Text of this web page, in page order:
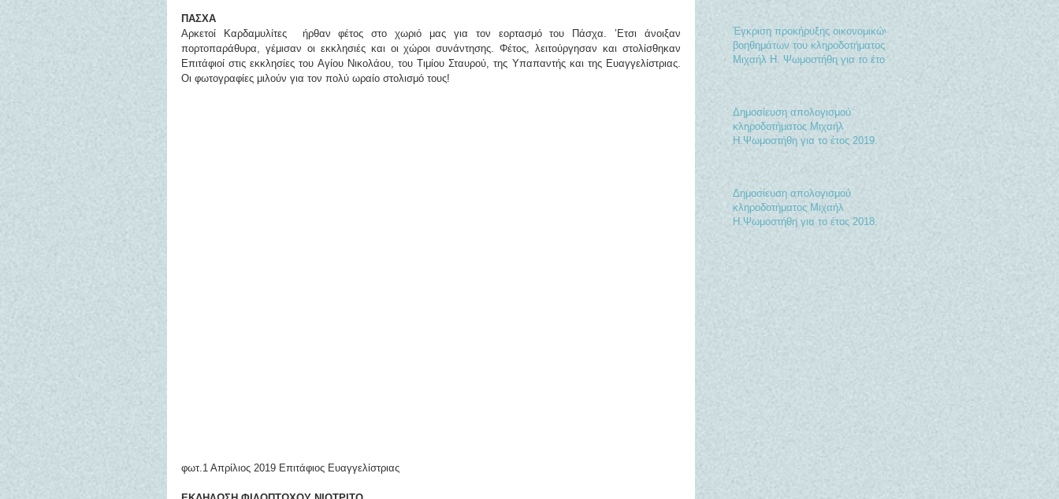
ΠΑΣΧΑ
Αρκετοί Καρδαμυλίτες  ήρθαν φέτος στο χωριό μας για τον εορτασμό του Πάσχα. ’Ετσι άνοιξαν
πορτοπαράθυρα, γέμισαν οι εκκλησιές και οι χώροι συνάντησης. Φέτος, λειτούργησαν και στολίσθηκαν
Επιτάφιοί στις εκκλησίες του Αγίου Νικολάου, του Τιμίου Σταυρού, της Υπαπαντής και της Ευαγγελίστριας.
Οι φωτογραφίες μιλούν για τον πολύ ωραίο στολισμό τους!
φωτ.1 Απρίλιος 2019 Επιτάφιος Ευαγγελίστριας
Έγκριση προκήρυξης οικονομικών
βοηθημάτων του κληροδοτήματος
Μιχαήλ Η. Ψωμοστήθη για το έτος
Δημοσίευση απολογισμού
κληροδοτήματος Μιχαήλ
Η.Ψωμοστήθη για το έτος 2019.
Δημοσίευση απολογισμού
κληροδοτήματος Μιχαήλ
Η.Ψωμοστήθη για το έτος 2018.